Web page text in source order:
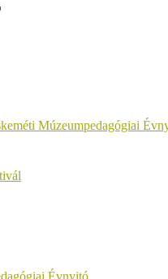
Múzeumpedagógiai
Évnyitó